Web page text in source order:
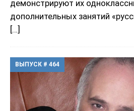
демонстрируют их
дополнительных занятий
[…]
ВЫПУСК # 464